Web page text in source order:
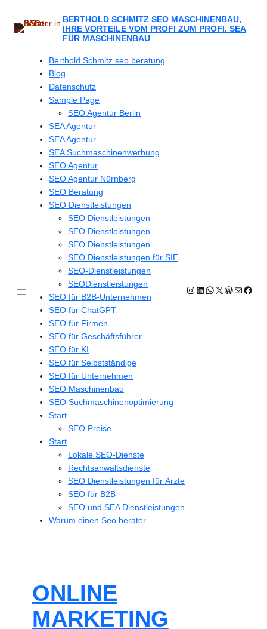
springen
BERTHOLD SCHMITZ SEO MASCHINENBAU,
IHRE VORTEILE VOM PROFI ZUM PROFI. SEA
FÜR MASCHINENBAU
Berthold Schmitz seo beratung
Blog
Datenschutz
Sample Page
SEO Agentur Berlin
SEA Agentur
SEA Agentur
SEA Suchmaschinenwerbung
SEO Agentur
SEO Agentur Nürnberg
SEO Beratung
SEO Dienstleistungen
SEO Dienstleistungen
SEO Dienstleistungen
SEO Dienstleistungen
SEO Dienstleistungen für SIE
SEO-Dienstleistungen
SEODienstleistungen
SEO für B2B-Unternehmen
SEO für ChatGPT
SEO für Firmen
SEO für Geschäftsführer
SEO für KI
SEO für Selbstständige
SEO für Unternehmen
SEO Maschinenbau
SEO Suchmaschinenoptimierung
Start
SEO Preise
Start
Lokale SEO-Dienste
Rechtsanwaltsdienste
SEO Dienstleistungen für Ärzte
SEO für B2B
SEO und SEA Dienstleistungen
Warum einen Seo berater
Instagram
LinkedIn
WhatsApp
X E-Mail
ONLINE
MARKETING